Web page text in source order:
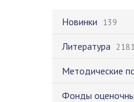
Новинки 139
Литература 2181
Методические
Фонды